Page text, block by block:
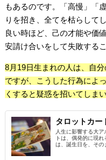
もあるのです。「高慢」「
りを招き、全てを枯らして
良い時ほど、己の才能や価
安請け合いをして失敗する
8月19日生まれの人は、自
ですが、こうした行為によ
くすると疑惑を招いてしまい
タロットカー
人生に影響する大
トは、偶発的に現
は、誕生日を、その